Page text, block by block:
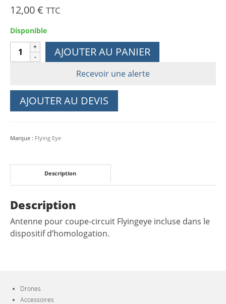
12,00€ TTC
Disponible
quantité
de
circuit
flyingeye
AJOUTER AU PANIER
Recevoir une alerte
AJOUTER AU DEVIS
Marque : Flying Eye
Description
Description
Antenne pour coupe-circuit Flyingeye incluse dans le
dispositif d’homologation.
Drones
Accessoires